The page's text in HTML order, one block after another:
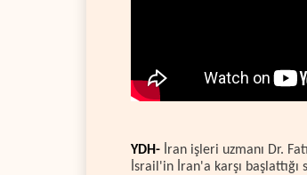
YDH- İran işleri uzmanı Dr.
İsrail'in İran'a karşı